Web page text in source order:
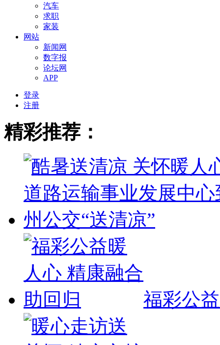
汽车
求职
家装
网站
新闻网
数字报
论坛网
APP
登录
注册
精彩推荐：
福彩公